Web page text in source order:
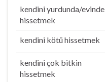
kendini yurdunda/evinde
hissetmek
kendini kötü hissetmek
kendini çok bitkin
hissetmek